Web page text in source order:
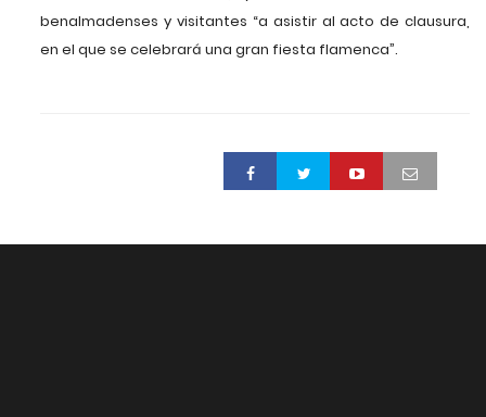
benalmadenses y visitantes “a asistir al acto de clausura,
en el que se celebrará una gran fiesta flamenca”.